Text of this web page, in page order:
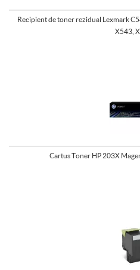
Recipient de toner rezidual Lexmark
X543,
Cartus Toner HP 203X